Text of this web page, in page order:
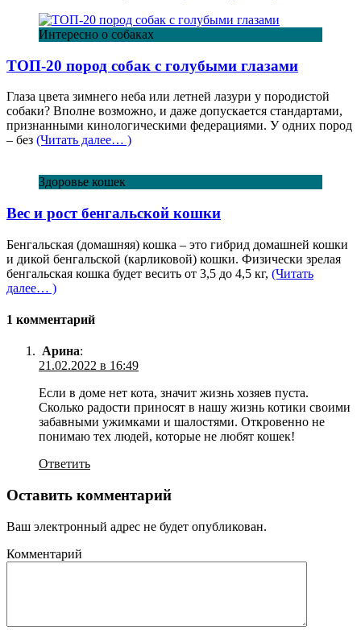
Интересно о собаках
ТОП-20 пород собак с голубыми глазами
Глаза цвета зимнего неба или летней лазури у породистой
собаки? Вполне возможно, и даже допускается стандартами,
признанными кинологическими федерациями. У одних пород
– без (Читать далее… )
Здоровье кошек
Вес и рост бенгальской кошки
Бенгальская (домашняя) кошка – это гибрид домашней кошки
и дикой бенгальской (карликовой) кошки. Физически зрелая
бенгальская кошка будет весить от 3,5 до 4,5 кг, (Читать
далее… )
1 комментарий
Арина:
21.02.2022 в 16:49
Если в доме нет кота, значит жизнь хозяев пуста.
Сколько радости приносят в нашу жизнь котики своими
забавными ужимками и шалостями. Откровенно не
понимаю тех людей, которые не любят кошек!
Ответить
Оставить комментарий
Ваш электронный адрес не будет опубликован.
Комментарий